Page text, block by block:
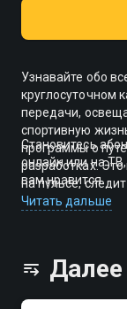
Узнавайте обо
круглосуточном
передачи,
спортивную
программы о
разработках.
на пульсе,
хочет получать
Становитесь
онлайн или на
вам нравится.
Читать дальше
Далее